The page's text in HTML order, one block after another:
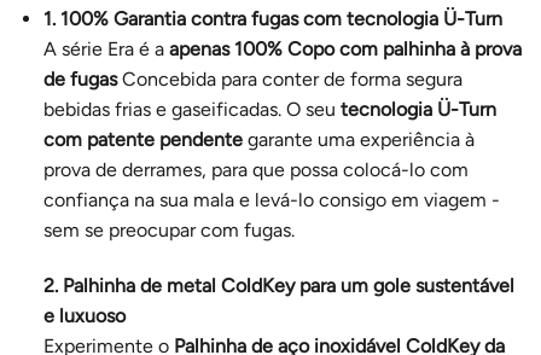
1. 100% Garantia contra fugas com tecnologia Ü-Turn
A série Era é a apenas 100% Copo com palhinha à prova
de fugasConcebida para conter de forma segura
bebidas frias e gaseificadas. O seu tecnologia Ü-Turn
com patente pendentegarante uma experiência à
prova de derrames, para que possa colocá-lo com
confiança na sua mala e levá-lo consigo em viagem -
sem se preocupar com fugas.
2. Palhinha de metal ColdKey para um gole sustentável
e luxuoso
Experimente o Palhinha de aço inoxidável ColdKey da